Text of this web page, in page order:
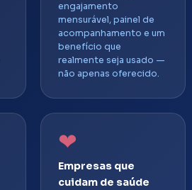
engajamento
mensurável, painel de
acompanhamento e um
benefício que
realmente seja usado —
não apenas oferecido.
❤
Empresas que
cuidam de saúde